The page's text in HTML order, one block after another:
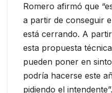
Romero afirmó que
a partir de conseguir
está cerrando. A
esta propuesta
pueden poner en
podría hacerse este
pidiendo el intendente”.